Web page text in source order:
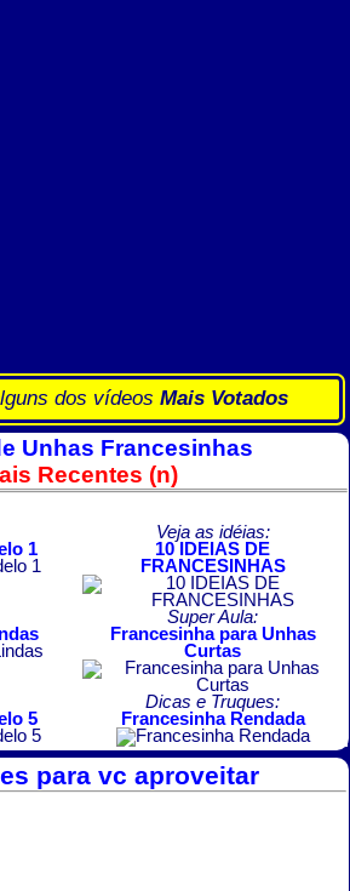
dos vídeos Mais Votados
Unhas Francesinhas
Recentes (n)
1
Veja as idéias:
10 IDEIAS DE
FRANCESINHAS
Super Aula:
Francesinha para Unhas
Curtas
5
Dicas e Truques:
Francesinha Rendada
para vc aproveitar